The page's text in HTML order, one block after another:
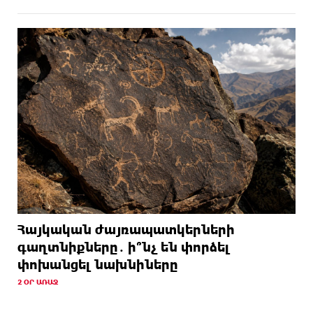
Հայկական ժայռապատկերների
գաղտնիքները․ ի՞նչ են փորձել
փոխանցել նախնիները
2 ՕՐ ԱՌԱՋ